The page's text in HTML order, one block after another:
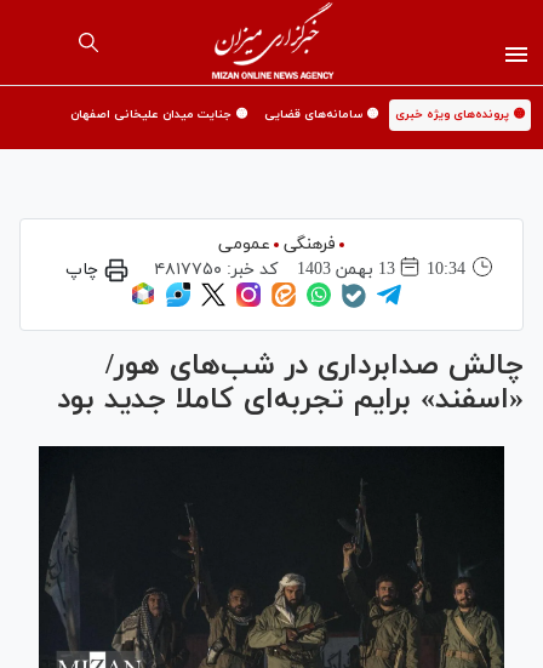
🟡 پرونده‌های ویژه خبری 🟡 سامانه‌های قضایی 🟡 جنایت میدان علیخانی اصفهان
فرهنگی
عمومی
10:34
13 بهمن 1403 کد خبر: ۴۸۱۷۷۵۰ چاپ
چالش صدابرداری در شب‌های هور/
«اسفند» برایم تجربه‌ای کاملا جدید بود